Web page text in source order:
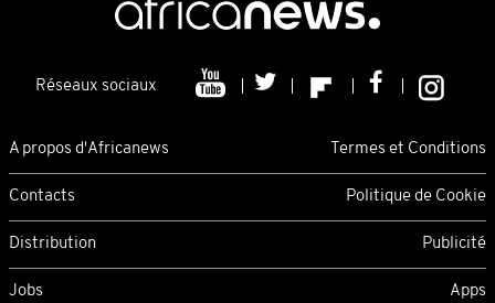
Réseaux sociaux
A propos d'Africanews Termes et Conditions
Contacts Politique de Cookie
Distribution Publicité
Jobs Apps